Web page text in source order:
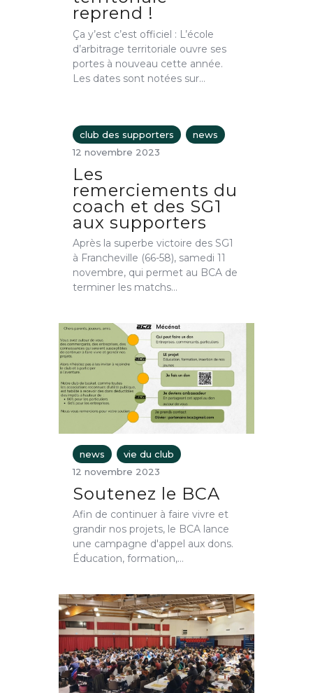
reprend !
Ça y’est c’est officiel : L’école
d’arbitrage territoriale ouvre ses
portes à nouveau cette année.
Les dates sont notées sur…
club des supporters
news
12 novembre 2023
Les
remerciements du
coach et des SG1
aux supporters
Après la superbe victoire des SG1
à Francheville (66-58), samedi 11
novembre, qui permet au BCA de
terminer les matchs…
news
vie du club
12 novembre 2023
Soutenez le BCA
Afin de continuer à faire vivre et
grandir nos projets, le BCA lance
une campagne d'appel aux dons.
Éducation, formation,…